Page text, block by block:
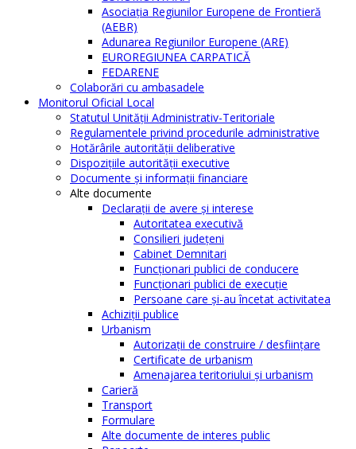
Asociația Regiunilor Europene de Frontieră
(AEBR)
Adunarea Regiunilor Europene (ARE)
EUROREGIUNEA CARPATICĂ
FEDARENE
Colaborări cu ambasadele
Monitorul Oficial Local
Statutul Unităţii Administrativ-Teritoriale
Regulamentele privind procedurile administrative
Hotărârile autorităţii deliberative
Dispoziţiile autorităţii executive
Documente şi informaţii financiare
Alte documente
Declaraţii de avere şi interese
Autoritatea executivă
Consilieri judeţeni
Cabinet Demnitari
Funcţionari publici de conducere
Funcționari publici de execuție
Persoane care şi-au încetat activitatea
Achiziţii publice
Urbanism
Autorizații de construire / desființare
Certificate de urbanism
Amenajarea teritoriului şi urbanism
Carieră
Transport
Formulare
Alte documente de interes public